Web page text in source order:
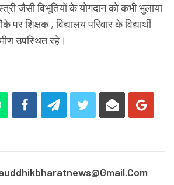
जैसी विभूतियों के योगदान को कभी भुलाया
शिक्षक , विद्यालय परिवार के विद्यार्थी
उपस्थित रहे।